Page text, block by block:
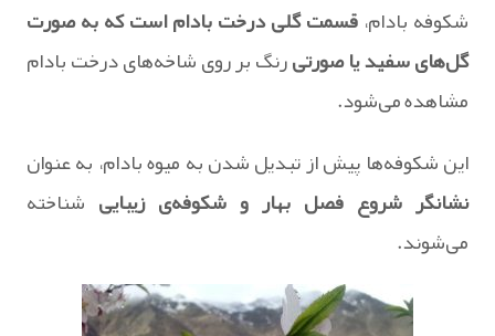
شکوفه بادام،قسمت گلی درخت بادام است که به صورت
گل‌های سفید یا صورتیرنگ بر روی شاخه‌های درخت بادام
مشاهده می‌شود.
این شکوفه‌ها پیش از تبدیل شدن به میوه بادام، به عنوان
نشانگر شروع فصل بهار و شکوفه‌ی زیبایی شناخته
می‌شوند.